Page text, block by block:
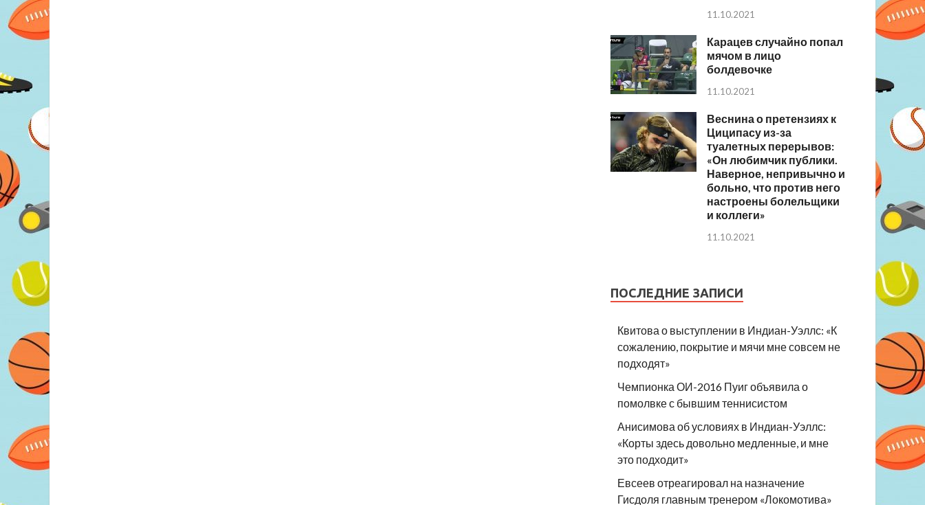
11.10.2021
Карацев случайно попал
мячом в лицо
болдевочке
11.10.2021
Веснина о претензиях к
Циципасу из-за
туалетных перерывов:
«Он любимчик публики.
Наверное, непривычно и
больно, что против него
настроены болельщики
и коллеги»
11.10.2021
ПОСЛЕДНИЕ ЗАПИСИ
Квитова о выступлении в Индиан-Уэллс: «К
сожалению, покрытие и мячи мне совсем не
подходят»
Чемпионка ОИ-2016 Пуиг объявила о
помолвке с бывшим теннисистом
Анисимова об условиях в Индиан-Уэллс:
«Корты здесь довольно медленные, и мне
это подходит»
Евсеев отреагировал на назначение
Гисдоля главным тренером «Локомотива»